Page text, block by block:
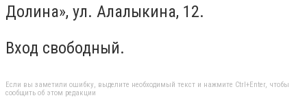
Долина», ул. Алалыкина, 12.
Вход свободный.
Если вы заметили ошибку, выделите необходимый текст и нажмите Ctrl+Enter, чтобы
сообщить об этом редакции